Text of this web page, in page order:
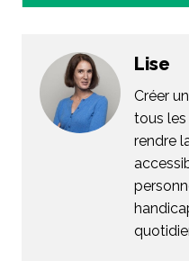
Lise
Créer
tous
rendre